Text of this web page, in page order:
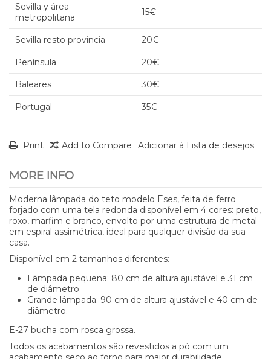
Sevilla y área
metropolitana
15€
Sevilla resto provincia 20€
Península 20€
Baleares 30€
Portugal 35€
Print Add to Compare Adicionar à Lista de desejos
MORE INFO
Moderna lâmpada do teto modelo Eses, feita de ferro
forjado com uma tela redonda disponível em 4 cores: preto,
roxo, marfim e branco, envolto por uma estrutura de metal
em espiral assimétrica, ideal para qualquer divisão da sua
casa.
Disponível em 2 tamanhos diferentes:
Lâmpada pequena: 80 cm de altura ajustável e 31 cm
de diâmetro.
Grande lâmpada: 90 cm de altura ajustável e 40 cm de
diâmetro.
E-27 bucha com rosca grossa.
Todos os acabamentos são revestidos a pó com um